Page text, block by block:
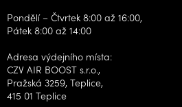
Pondělí – Čtvrtek 8:00 až 16:00,
Pátek 8:00 až 14:00
Adresa výdejního místa:
CZV AIR BOOST s.r.o.,
Pražská 3259, Teplice,
415 01 Teplice